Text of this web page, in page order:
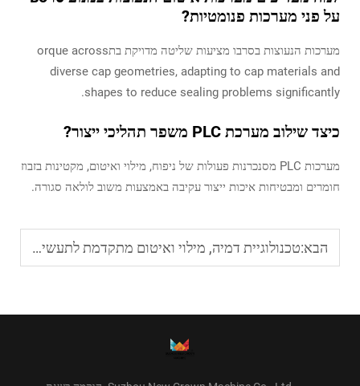
על פני מערכות פנומטיות?
מערכות הנעוצות בסרבו מציעות שליטה מדויקת בתorque across
diverse cap geometries, adapting to cap materials and
shapes to reduce sealing problems significantly.
כיצד שילוב מערכת PLC משפר תהליכי ייצור?
מערכות PLC מסנכרנות פעולות של ניפוח, מילוי ואיטום, מקטינות בזבוז
חומרים ומבטיחות איכות ייצור עקיבה באמצעות משוב לולאה סגורה.
הבא:טכנולוגיית דמיה, מילוי ואיטום מתקדמת לתעשיית אריזות PET